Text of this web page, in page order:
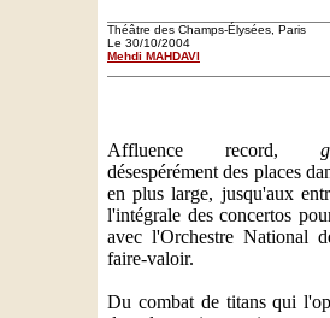
Théâtre des Champs-Élysées, Paris
Le 30/10/2004
Mehdi MAHDAVI
Affluence record,
désespérément des places
en plus large, jusqu'aux
l'intégrale des concertos
avec l'Orchestre National
faire-valoir.
Du combat de titans qui